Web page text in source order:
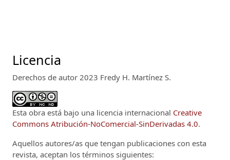
Licencia
Derechos de autor 2023 Fredy H. Martínez S.
Esta obra está bajo una licencia internacional Creative
Commons Atribución-NoComercial-SinDerivadas 4.0.
Aquellos autores/as que tengan publicaciones con esta
revista, aceptan los términos siguientes: